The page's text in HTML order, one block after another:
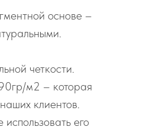
основе –
четкости.
м2 – которая
клиентов.
его